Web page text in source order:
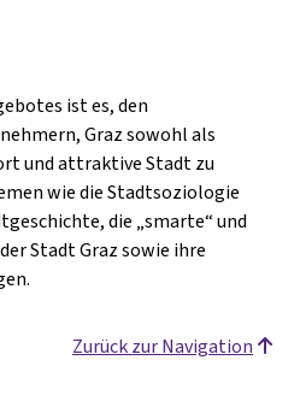
ist es, den
Graz sowohl als
und attraktive Stadt zu
wie die Stadtsoziologie
die „smarte“ und
Stadt Graz sowie ihre
Zurück zur Navigation